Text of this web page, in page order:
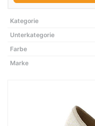
Kategorie
Unterkategorie
Farbe
Marke